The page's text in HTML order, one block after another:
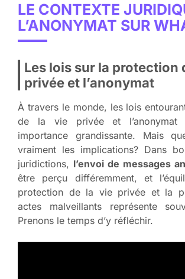
LE CONTEXTE
L’ANONYMAT SUR
Les lois sur la protection
privée et l’anonymat
À travers le monde, les lois
de la vie privée et l’anonymat
importance grandissante. Mais
vraiment les implications? Dans
juridictions, l’envoi de messages
être perçu différemment, et
protection de la vie privée et la
actes malveillants représente
Prenons le temps d’y réfléchir.